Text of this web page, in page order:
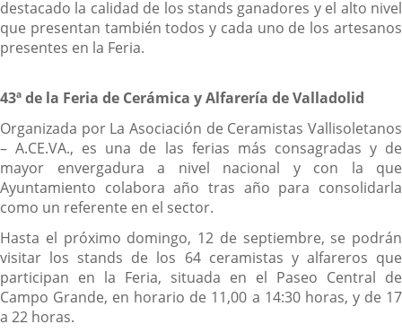
destacado la calidad de los stands ganadores y el alto nivel
que presentan también todos y cada uno de los artesanos
presentes en la Feria.
43ª de la Feria de Cerámica y Alfarería de Valladolid
Organizada por La Asociación de Ceramistas Vallisoletanos
– A.CE.VA., es una de las ferias más consagradas y de
mayor envergadura a nivel nacional y con la que
Ayuntamiento colabora año tras año para consolidarla
como un referente en el sector.
Hasta el próximo domingo, 12 de septiembre, se podrán
visitar los stands de los 64 ceramistas y alfareros que
participan en la Feria, situada en el Paseo Central de
Campo Grande, en horario de 11,00 a 14:30 horas, y de 17
a 22 horas.